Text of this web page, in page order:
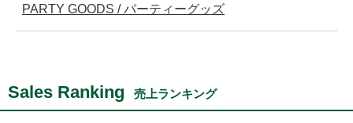
PARTY GOODS / パーティーグッズ
Sales Ranking 売上ランキング